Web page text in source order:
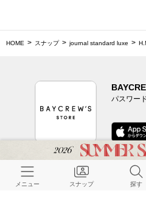
HOME スナップ journal standard luxe
パスワー
CUSTOMER
メニュー スナップ 探す